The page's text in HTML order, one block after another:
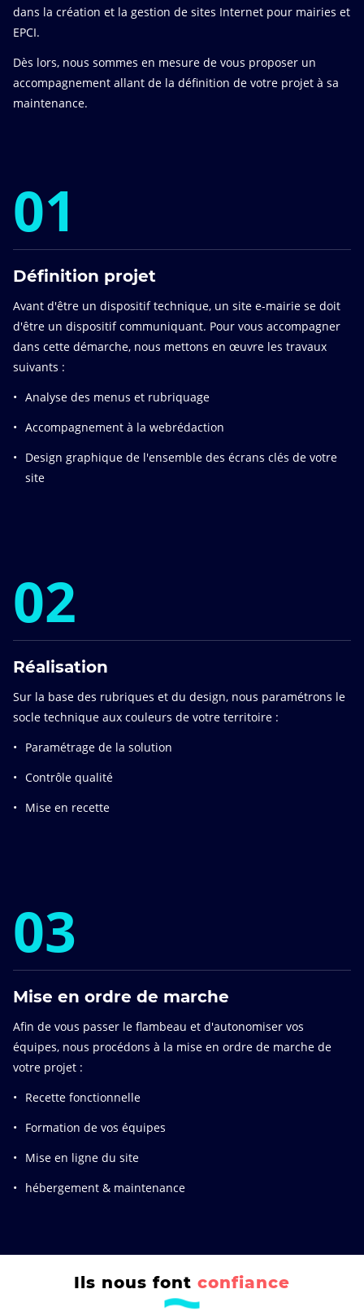
dans la création et la gestion de sites Internet pour mairies et
EPCI.
Dès lors, nous sommes en mesure de vous proposer un
accompagnement allant de la définition de votre projet à sa
maintenance.
01
Définition projet
Avant d'être un dispositif technique, un site e-mairie se doit
d'être un dispositif communiquant. Pour vous accompagner
dans cette démarche, nous mettons en œuvre les travaux
suivants :
Analyse des menus et rubriquage
Accompagnement à la webrédaction
Design graphique de l'ensemble des écrans clés de votre
site
02
Réalisation
Sur la base des rubriques et du design, nous paramétrons le
socle technique aux couleurs de votre territoire :
Paramétrage de la solution
Contrôle qualité
Mise en recette
03
Mise en ordre de marche
Afin de vous passer le flambeau et d'autonomiser vos
équipes, nous procédons à la mise en ordre de marche de
votre projet :
Recette fonctionnelle
Formation de vos équipes
Mise en ligne du site
hébergement & maintenance
Ils nous font confiance